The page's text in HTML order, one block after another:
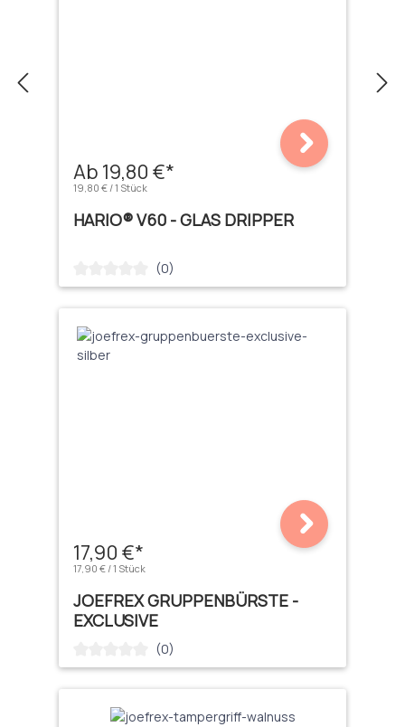
Ab 19,80 €*
19,80 € / 1 Stück
HARIO® V60 - GLAS DRIPPER
Durchschnittliche Bewertung von 0 von 5 Sternen
(0)
17,90 €*
17,90 € / 1 Stück
JOEFREX GRUPPENBÜRSTE -
EXCLUSIVE
Durchschnittliche Bewertung von 0 von 5 Sternen
(0)